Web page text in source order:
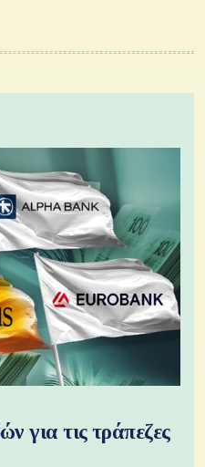
για τις τράπεζες